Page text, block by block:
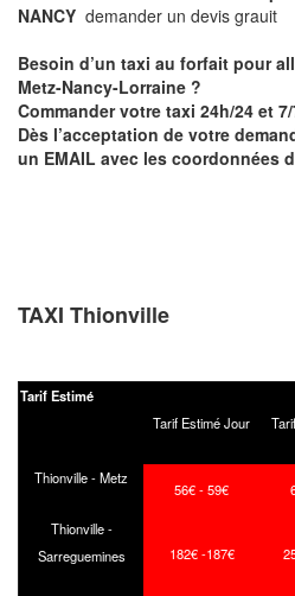
NANCY demander un devis grauit
Besoin d’un taxi au forfait pour
Metz-Nancy-Lorraine ?
Commander votre taxi 24h/24 et
Dès l’acceptation de votre
un EMAIL avec les coordonnées
TAXI Thionville
Tarif Estimé
Tarif Estimé Jour
Thionville - Metz
56€ - 59€
Thionville -
Sarreguemines
182€ -187€